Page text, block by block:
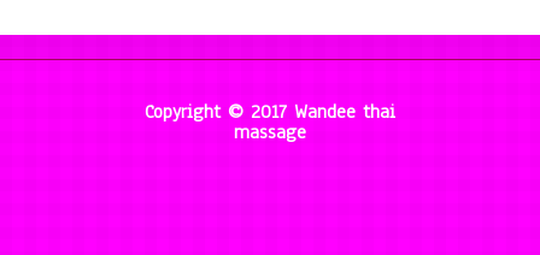
Copyright © 2017 Wandee thai
massage